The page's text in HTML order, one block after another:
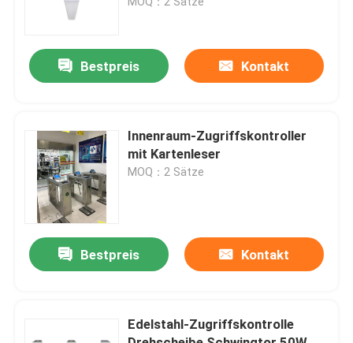
Fabrik Tour
Qualitätskontrolle
Kontakt
Nachrichten
Elektronische Drehkreuz-Tore
Bestpreis Kontakt
Innenraum-Zugriffskontroller
mit Kartenleser
MOQ：2 Sätze
Bestpreis Kontakt
Edelstahl-Zugriffskontrolle